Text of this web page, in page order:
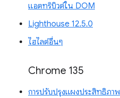
แอตทริบิวต์ใน DOM
Lighthouse 12.5.0
ไฮไลต์อื่นๆ
Chrome 135
การปรับปรุงแผงประสิทธิภาพ